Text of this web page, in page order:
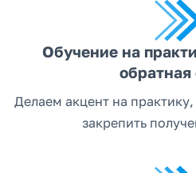
Обучение на
обратная
Делаем акцент на
закрепить